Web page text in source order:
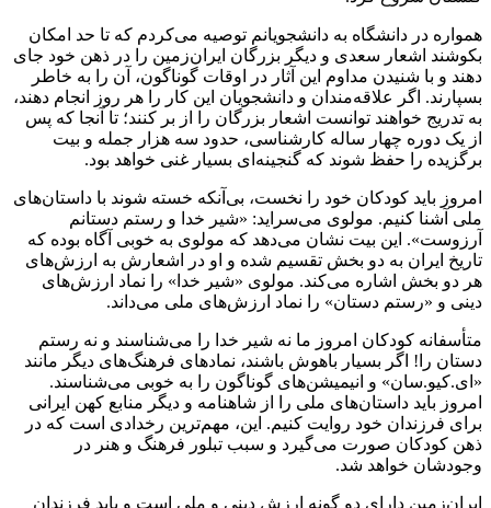
همواره در دانشگاه به دانشجویانم توصیه می‌کردم که تا حد امکان
بکوشند اشعار سعدی و دیگر بزرگان ایران‌زمین را در ذهن خود جای
دهند و با شنیدن مداوم این آثار در اوقات گوناگون، آن را به خاطر
بسپارند. اگر علاقه‌مندان و دانشجویان این کار را هر روز انجام دهند،
به تدریج خواهند توانست اشعار بزرگان را از بر کنند؛ تا آنجا که پس
از یک دوره چهار ساله کارشناسی، حدود سه هزار جمله و بیت
برگزیده را حفظ شوند که گنجینه‌ای بسیار غنی خواهد بود.
امروز باید کودکان خود را نخست، بی‌آنکه خسته شوند با داستان‌های
ملی آشنا کنیم. مولوی می‌سراید: «شیر خدا و رستم دستانم
آرزوست». این بیت نشان می‌دهد که مولوی به خوبی آگاه بوده که
تاریخ ایران به دو بخش تقسیم شده و او در اشعارش به ارزش‌های
هر دو بخش اشاره می‌کند. مولوی «شیر خدا» را نماد ارزش‌های
دینی و «رستم دستان» را نماد ارزش‌های ملی می‌داند.
متأسفانه کودکان امروز ما نه شیر خدا را می‌شناسند و نه رستم
دستان را! اگر بسیار باهوش باشند، نمادهای فرهنگ‌های دیگر مانند
«ای.کیو.سان» و انیمیشن‌های گوناگون را به خوبی می‌شناسند.
امروز باید داستان‌های ملی را از شاهنامه و دیگر منابع کهن ایرانی
برای فرزندان خود روایت کنیم. این، مهم‌ترین رخدادی است که در
ذهن کودکان صورت می‌گیرد و سبب تبلور فرهنگ و هنر در
وجودشان خواهد شد.
ایران‌زمین دارای دو گونه ارزشِ دینی و ملی است و باید فرزندان